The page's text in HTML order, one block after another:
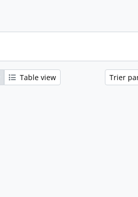
Table view Trier